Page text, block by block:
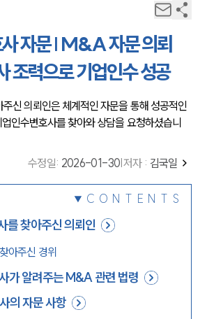
자문 | M&A 자문 의뢰
조력으로 기업인수 성공
주신 의뢰인은 체계적인 자문을 통해 성공적인
인수변호사를 찾아와 상담을 요청하셨습니
수정일: 2026-01-30 저자 : 김국일
CONTENTS
를 찾아주신 의뢰인
아주신 경위
가 알려주는 M&A 관련 법령
의 자문 사항